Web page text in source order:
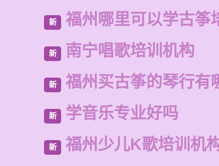
新 福州哪里可以学古筝
新 南宁唱歌培训机构
新 福州买古筝的琴行有
新 学音乐专业好吗
新 福州少儿K歌培训机